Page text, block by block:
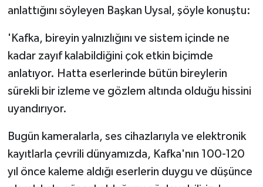
anlattığını söyleyen Başkan Uysal, şöyle konuştu:
'Kafka, bireyin yalnızlığını ve sistem içinde ne
kadar zayıf kalabildiğini çok etkin biçimde
anlatıyor. Hatta eserlerinde bütün bireylerin
sürekli bir izleme ve gözlem altında olduğu hissini
uyandırıyor.
Bugün kameralarla, ses cihazlarıyla ve elektronik
kayıtlarla çevrili dünyamızda, Kafka'nın 100-120
yıl önce kaleme aldığı eserlerin duygu ve düşünce